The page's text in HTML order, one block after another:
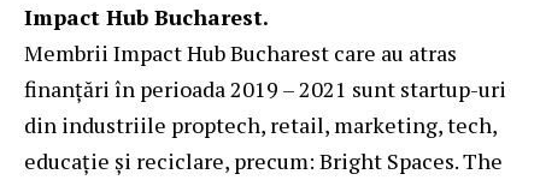
Impact Hub Bucharest.
Membrii Impact Hub Bucharest care au atras
finanțări în perioada 2019 – 2021 sunt startup-uri
din industriile proptech, retail, marketing, tech,
educație și reciclare, precum: Bright Spaces. The